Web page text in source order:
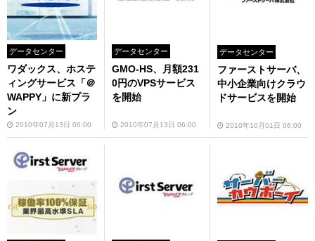
データセンター
ワダックス、ホステ
ィングサービス「＠
WAPPY」に新プラ
ン
2010年07月13日 06:00
データセンター
GMO-HS、月額231
0円のVPSサービス
を開始
2010年07月13日 06:00
データセンター
ファーストサーバ、
中小企業向けクラウ
ドサービスを開始
2010年10月01日 06:00